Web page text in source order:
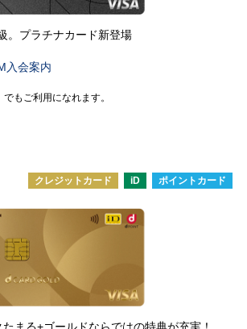
。プラチナカード新登場
入会案内
でもご利用になれます。
クレジットカード iD ポイントカード